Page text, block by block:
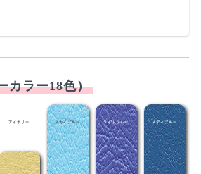
カラー18色）
アイボリー スカイブルー ライトブルー メディブルー